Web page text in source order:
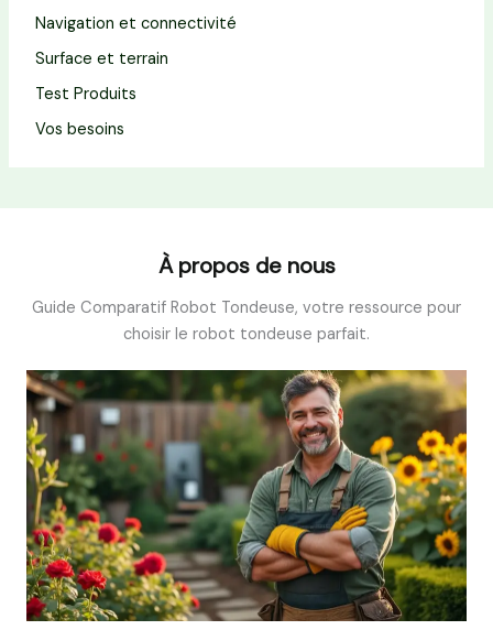
Navigation et connectivité
Surface et terrain
Test Produits
Vos besoins
À propos de nous
Guide Comparatif Robot Tondeuse, votre ressource pour
choisir le robot tondeuse parfait.